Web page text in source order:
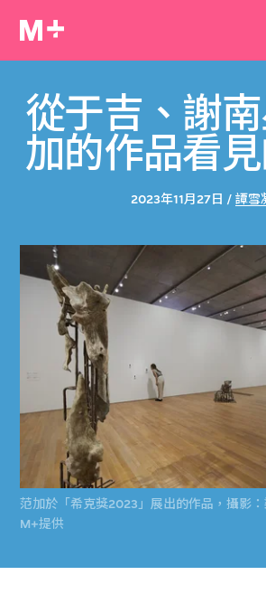
2023年11月27日 / 譚雪
從于吉、謝
加的作品看
范加於「希克獎2023」展出的作品，攝影
M+提供